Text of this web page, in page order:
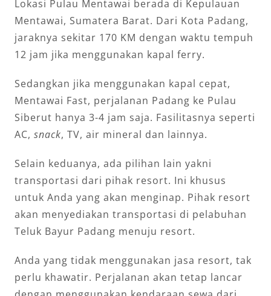
Lokasi Pulau Mentawai berada di Kepulauan
Mentawai, Sumatera Barat. Dari Kota Padang,
jaraknya sekitar 170 KM dengan waktu tempuh
12 jam jika menggunakan kapal ferry.
Sedangkan jika menggunakan kapal cepat,
Mentawai Fast, perjalanan Padang ke Pulau
Siberut hanya 3-4 jam saja. Fasilitasnya seperti
AC, snack, TV, air mineral dan lainnya.
Selain keduanya, ada pilihan lain yakni
transportasi dari pihak resort. Ini khusus
untuk Anda yang akan menginap. Pihak resort
akan menyediakan transportasi di pelabuhan
Teluk Bayur Padang menuju resort.
Anda yang tidak menggunakan jasa resort, tak
perlu khawatir. Perjalanan akan tetap lancar